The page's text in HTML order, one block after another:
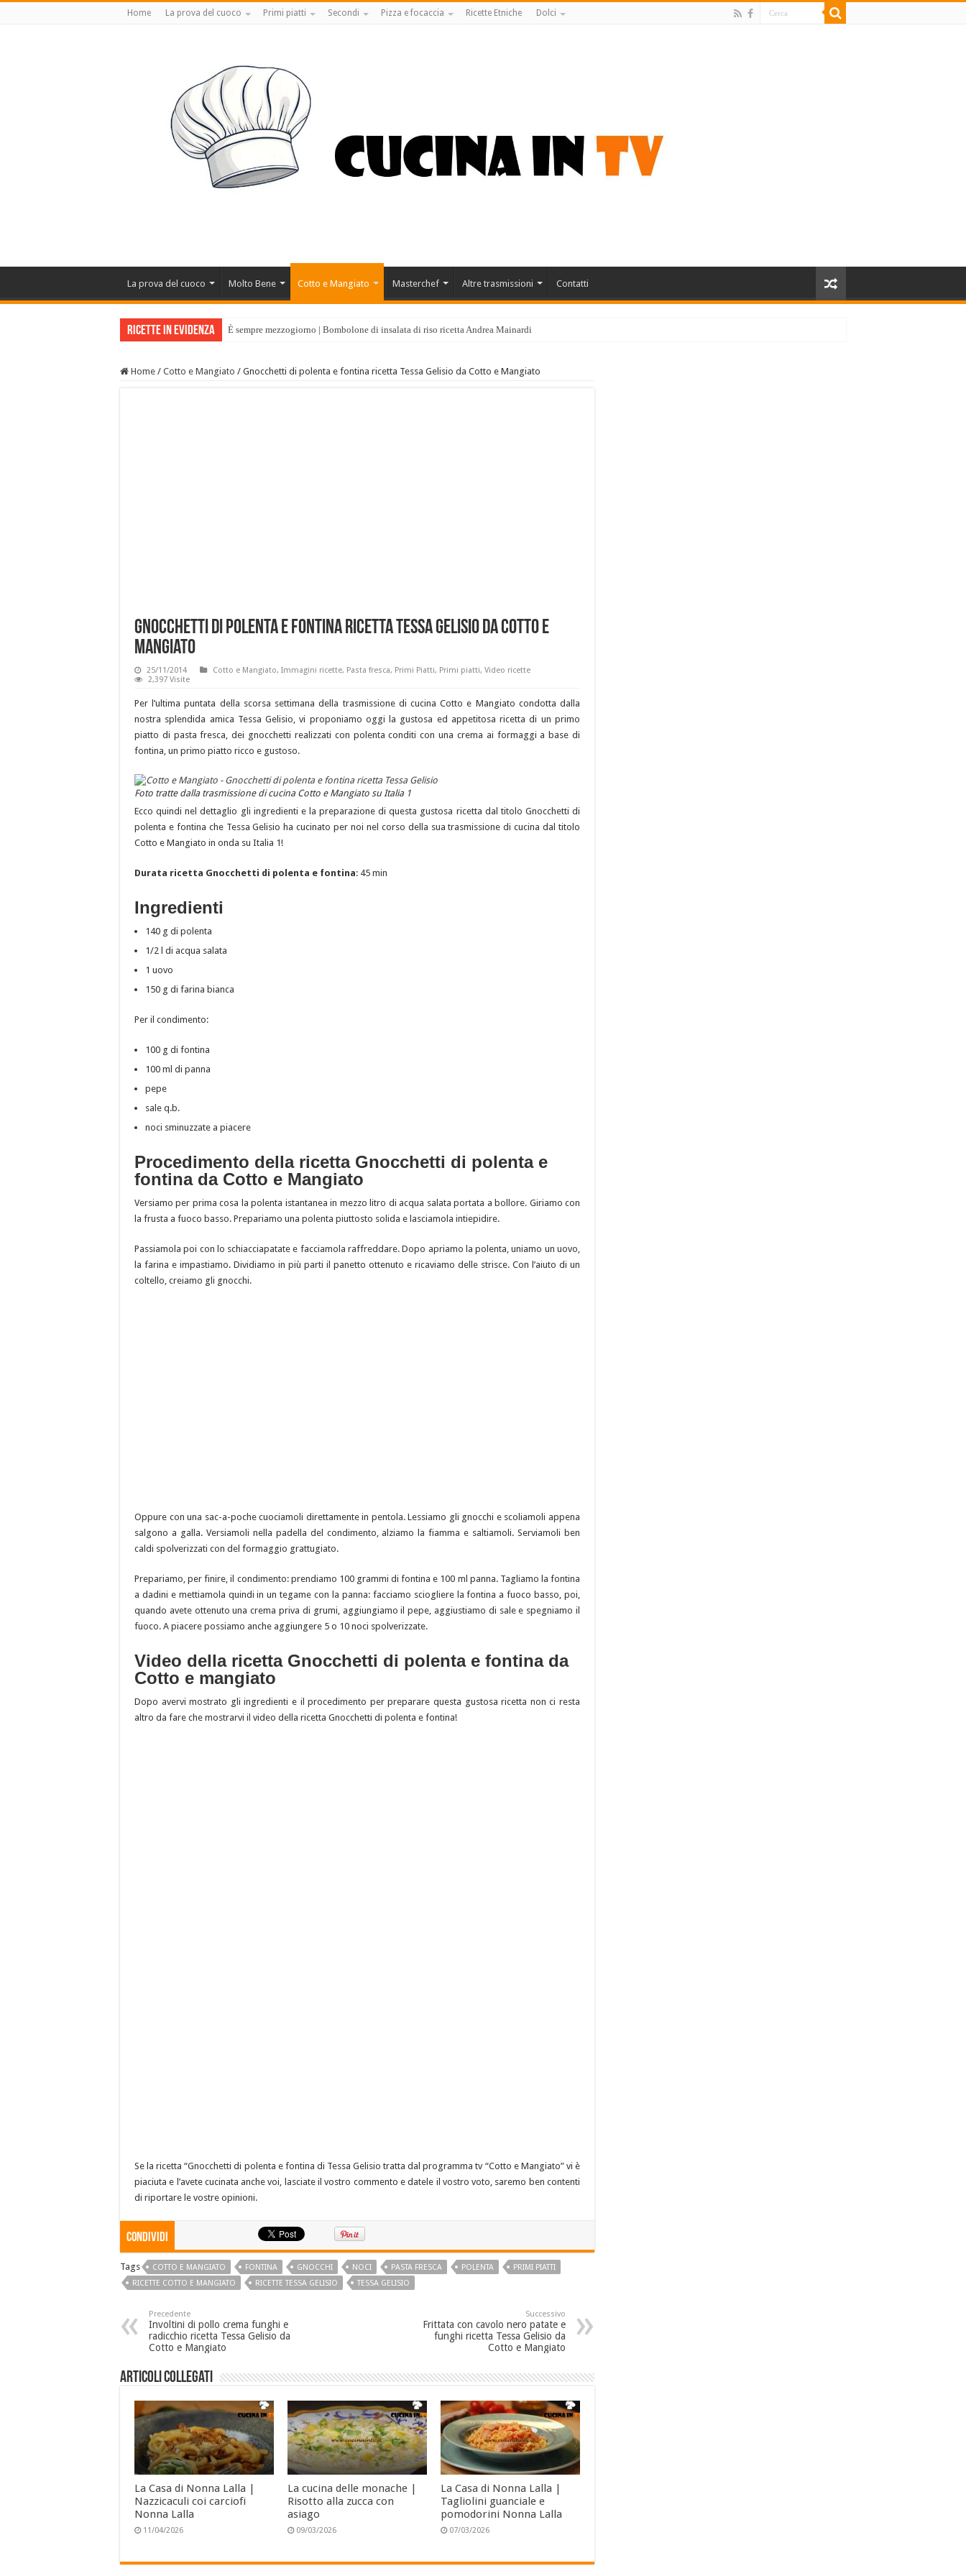
Home La prova del cuoco Primi piatti Secondi Pizza e focaccia Ricette Etniche Dolci
La prova del cuoco Molto Bene Cotto e Mangiato Masterchef Altre trasmissioni Contatti
Ricette in evidenza È sempre mezzogiorno | Bombolone di insalata di riso ricetta Andrea Mainardi
Home / Cotto e Mangiato / Gnocchetti di polenta e fontina ricetta Tessa Gelisio da Cotto e Mangiato
Gnocchetti di polenta e fontina ricetta Tessa Gelisio da Cotto e
Mangiato
25/11/2014 Cotto e Mangiato, Immagini ricette, Pasta fresca, Primi Piatti, Primi piatti, Video ricette
2,397 Visite
Per l’ultima puntata della scorsa settimana della trasmissione di cucina Cotto e Mangiato condotta dalla
nostra splendida amica Tessa Gelisio, vi proponiamo oggi la gustosa ed appetitosa ricetta di un primo
piatto di pasta fresca, dei gnocchetti realizzati con polenta conditi con una crema ai formaggi a base di
fontina, un primo piatto ricco e gustoso.
Foto tratte dalla trasmissione di cucina Cotto e Mangiato su Italia 1
Ecco quindi nel dettaglio gli ingredienti e la preparazione di questa gustosa ricetta dal titolo Gnocchetti di
polenta e fontina che Tessa Gelisio ha cucinato per noi nel corso della sua trasmissione di cucina dal titolo
Cotto e Mangiato in onda su Italia 1!
Durata ricetta Gnocchetti di polenta e fontina: 45 min
Ingredienti
140 g di polenta
1/2 l di acqua salata
1 uovo
150 g di farina bianca
Per il condimento:
100 g di fontina
100 ml di panna
pepe
sale q.b.
noci sminuzzate a piacere
Procedimento della ricetta Gnocchetti di polenta e
fontina da Cotto e Mangiato
Versiamo per prima cosa la polenta istantanea in mezzo litro di acqua salata portata a bollore. Giriamo con
la frusta a fuoco basso. Prepariamo una polenta piuttosto solida e lasciamola intiepidire.
Passiamola poi con lo schiacciapatate e facciamola raffreddare. Dopo apriamo la polenta, uniamo un uovo,
la farina e impastiamo. Dividiamo in più parti il panetto ottenuto e ricaviamo delle strisce. Con l’aiuto di un
coltello, creiamo gli gnocchi.
Oppure con una sac-a-poche cuociamoli direttamente in pentola. Lessiamo gli gnocchi e scoliamoli appena
salgono a galla. Versiamoli nella padella del condimento, alziamo la fiamma e saltiamoli. Serviamoli ben
caldi spolverizzati con del formaggio grattugiato.
Prepariamo, per finire, il condimento: prendiamo 100 grammi di fontina e 100 ml panna. Tagliamo la fontina
a dadini e mettiamola quindi in un tegame con la panna: facciamo sciogliere la fontina a fuoco basso, poi,
quando avete ottenuto una crema priva di grumi, aggiungiamo il pepe, aggiustiamo di sale e spegniamo il
fuoco. A piacere possiamo anche aggiungere 5 o 10 noci spolverizzate.
Video della ricetta Gnocchetti di polenta e fontina da
Cotto e mangiato
Dopo avervi mostrato gli ingredienti e il procedimento per preparare questa gustosa ricetta non ci resta
altro da fare che mostrarvi il video della ricetta Gnocchetti di polenta e fontina!
Se la ricetta “Gnocchetti di polenta e fontina di Tessa Gelisio tratta dal programma tv “Cotto e Mangiato” vi è
piaciuta e l’avete cucinata anche voi, lasciate il vostro commento e datele il vostro voto, saremo ben contenti
di riportare le vostre opinioni.
Condividi
Tags COTTO E MANGIATO FONTINA GNOCCHI NOCI PASTA FRESCA POLENTA
PRIMI PIATTI
RICETTE COTTO E MANGIATO
RICETTE TESSA GELISIO TESSA GELISIO
Precedente
Involtini di pollo crema funghi e
radicchio ricetta Tessa Gelisio da
Cotto e Mangiato
Successivo
Frittata con cavolo nero patate e
funghi ricetta Tessa Gelisio da
Cotto e Mangiato
Articoli collegati
La Casa di Nonna Lalla |
Nazzicaculi coi carciofi
Nonna Lalla
11/04/2026
La cucina delle monache |
Risotto alla zucca con
asiago
09/03/2026
La Casa di Nonna Lalla |
Tagliolini guanciale e
pomodorini Nonna Lalla
07/03/2026